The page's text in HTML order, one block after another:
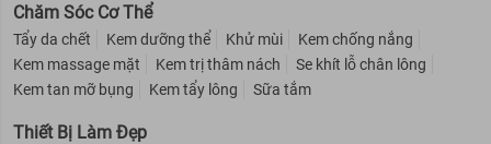
Chăm Sóc Cơ Thể
Tẩy da chết Kem dưỡng thể Khử mùi
Kem chống nắng
Kem massage mặt
Kem trị thâm nách
Se khít lỗ chân lông
Kem tan mỡ bụng
Kem tẩy lông Sữa tắm
Thiết Bị Làm Đẹp